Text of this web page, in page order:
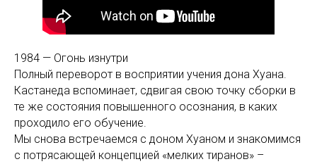
1984 — Огонь изнутри
Полный переворот в восприятии учения дона Хуана.
Кастанеда вспоминает, сдвигая свою точку сборки в
те же состояния повышенного осознания, в каких
проходило его обучение.
Мы снова встречаемся с доном Хуаном и знакомимся
с потрясающей концепцией «мелких тиранов» –